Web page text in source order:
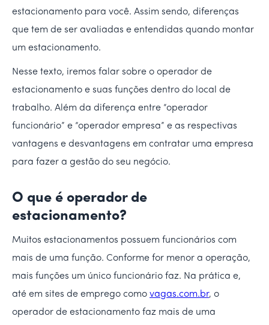
estacionamento para você. Assim sendo, diferenças
que tem de ser avaliadas e entendidas quando montar
um estacionamento.
Nesse texto, iremos falar sobre o operador de
estacionamento e suas funções dentro do local de
trabalho. Além da diferença entre “operador
funcionário” e “operador empresa” e as respectivas
vantagens e desvantagens em contratar uma empresa
para fazer a gestão do seu negócio.
O que é operador de
estacionamento?
Muitos estacionamentos possuem funcionários com
mais de uma função. Conforme for menor a operação,
mais funções um único funcionário faz. Na prática e,
até em sites de emprego como vagas.com.br, o
operador de estacionamento faz mais de uma